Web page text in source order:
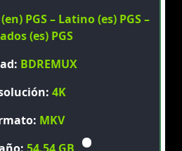
PGS – Latino (es) PGS –
(es) PGS
BDREMUX
4K
MKV